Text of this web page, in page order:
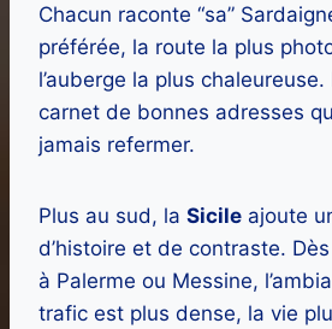
Chacun raconte “sa”
préférée, la route la plus
l’auberge la plus chaleureuse.
carnet de bonnes adresses
jamais refermer.
Plus au sud, la Sicile ajoute
d’histoire et de contraste.
à Palerme ou Messine,
trafic est plus dense, la vie